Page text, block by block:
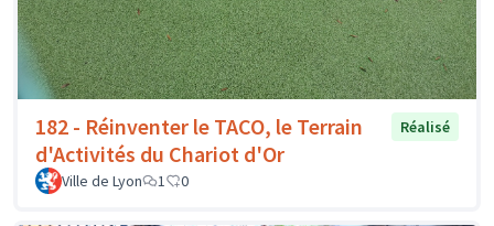
182 - Réinventer le TACO, le Terrain
d'Activités du Chariot d'Or
Réalisé
Ville de Lyon 1 0